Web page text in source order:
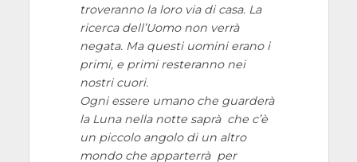
troveranno la loro via di casa. La
ricerca dell’Uomo non verrà
negata. Ma questi uomini erano i
primi, e primi resteranno nei
nostri cuori.
Ogni essere umano che guarderà
la Luna nella notte saprà che c’è
un piccolo angolo di un altro
mondo che apparterrà per